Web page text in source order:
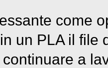
come
un PLA il file
a